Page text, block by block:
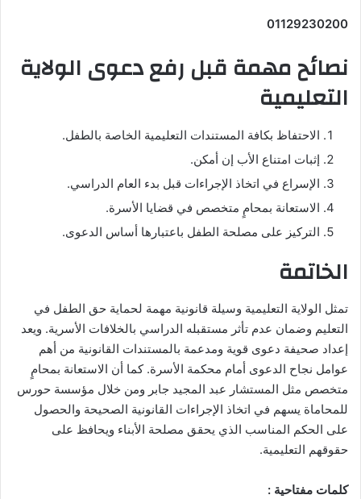
01129230200
نصائح مهمة قبل رفع دعوى الولاية
التعليمية
الاحتفاظ بكافة المستندات التعليمية الخاصة بالطفل.
إثبات امتناع الأب إن أمكن.
الإسراع في اتخاذ الإجراءات قبل بدء العام الدراسي.
الاستعانة بمحامٍ متخصص في قضايا الأسرة.
التركيز على مصلحة الطفل باعتبارها أساس الدعوى.
الخاتمة
تمثل الولاية التعليمية وسيلة قانونية مهمة لحماية حق الطفل في
التعليم وضمان عدم تأثر مستقبله الدراسي بالخلافات الأسرية. ويعد
إعداد صحيفة دعوى قوية ومدعمة بالمستندات القانونية من أهم
عوامل نجاح الدعوى أمام محكمة الأسرة. كما أن الاستعانة بمحامٍ
متخصص مثل المستشار عبد المجيد جابر ومن خلال مؤسسة حورس
للمحاماة يسهم في اتخاذ الإجراءات القانونية الصحيحة والحصول
على الحكم المناسب الذي يحقق مصلحة الأبناء ويحافظ على
حقوقهم التعليمية.
كلمات مفتاحية :